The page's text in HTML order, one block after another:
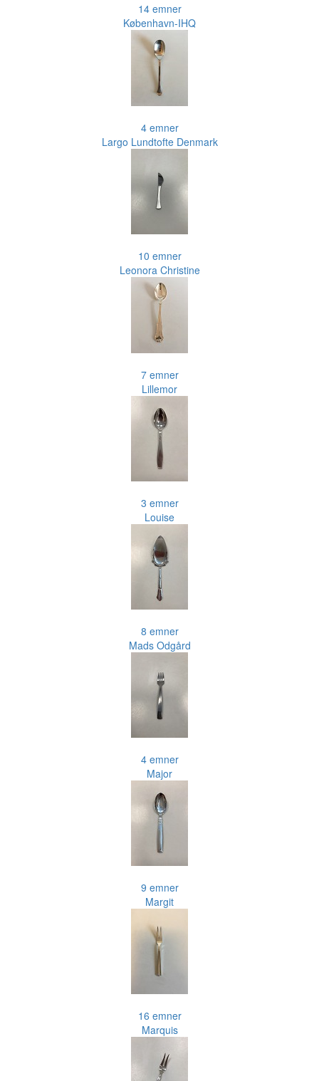
14 emner
København-IHQ
4 emner
Largo Lundtofte Denmark
10 emner
Leonora Christine
7 emner
Lillemor
3 emner
Louise
8 emner
Mads Odgård
4 emner
Major
9 emner
Margit
16 emner
Marquis